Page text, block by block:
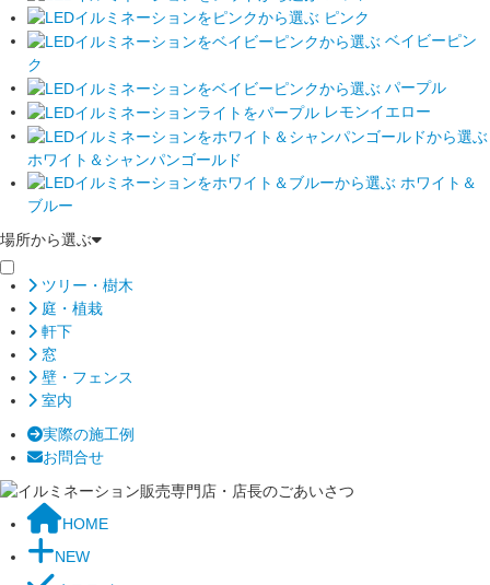
ピンク
ベイビーピン
ク
パープル
レモンイエロー
ホワイト＆シャンパンゴールド
ホワイト＆
ブルー
場所から選ぶ
ツリー・樹木
庭・植栽
軒下
窓
壁・フェンス
室内
実際の施工例
お問合せ
HOME
NEW